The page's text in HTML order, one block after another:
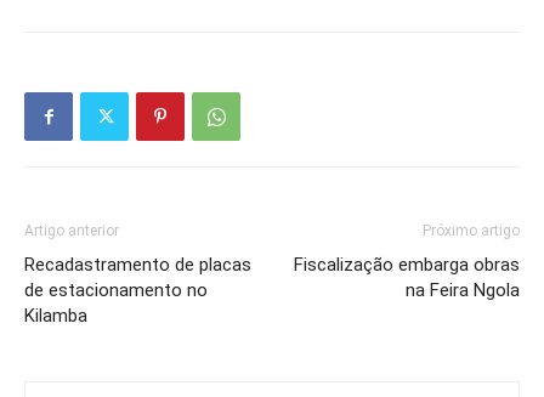
Artigo anterior
Recadastramento de placas
de estacionamento no
Kilamba
Próximo artigo
Fiscalização embarga obras
na Feira Ngola